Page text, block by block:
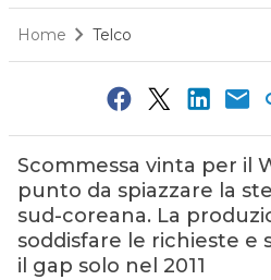
Home Telco
Scommessa vinta per il
punto da spiazzare la
sud-coreana. La
soddisfare le richieste e
il gap solo nel 2011